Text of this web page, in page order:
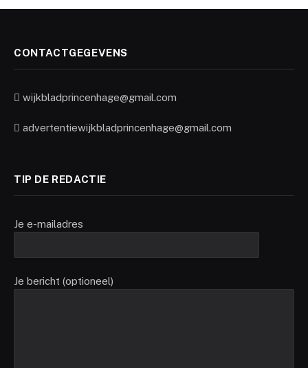
CONTACTGEGEVENS
wijkbladprincenhage@gmail.com
advertentiewijkbladprincenhage@gmail.com
TIP DE REDACTIE
Je e-mailadres
Je bericht (optioneel)